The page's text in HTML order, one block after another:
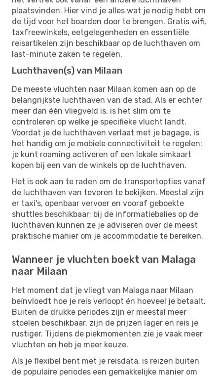
plaatsvinden. Hier vind je alles wat je nodig hebt om
de tijd voor het boarden door te brengen. Gratis wifi,
taxfreewinkels, eetgelegenheden en essentiële
reisartikelen zijn beschikbaar op de luchthaven om
last-minute zaken te regelen.
Luchthaven(s) van Milaan
De meeste vluchten naar Milaan komen aan op de
belangrijkste luchthaven van de stad. Als er echter
meer dan één vliegveld is, is het slim om te
controleren op welke je specifieke vlucht landt.
Voordat je de luchthaven verlaat met je bagage, is
het handig om je mobiele connectiviteit te regelen:
je kunt roaming activeren of een lokale simkaart
kopen bij een van de winkels op de luchthaven.
Het is ook aan te raden om de transportopties vanaf
de luchthaven van tevoren te bekijken. Meestal zijn
er taxi's, openbaar vervoer en vooraf geboekte
shuttles beschikbaar; bij de informatiebalies op de
luchthaven kunnen ze je adviseren over de meest
praktische manier om je accommodatie te bereiken.
Wanneer je vluchten boekt van Malaga
naar Milaan
Het moment dat je vliegt van Malaga naar Milaan
beïnvloedt hoe je reis verloopt én hoeveel je betaalt.
Buiten de drukke periodes zijn er meestal meer
stoelen beschikbaar, zijn de prijzen lager en reis je
rustiger. Tijdens de piekmomenten zie je vaak meer
vluchten en heb je meer keuze.
Als je flexibel bent met je reisdata, is reizen buiten
de populaire periodes een gemakkelijke manier om